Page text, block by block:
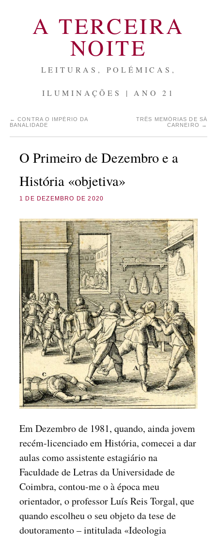
A TERCEIRA
NOITE
LEITURAS, POLÉMICAS,
ILUMINAÇÕES | ANO 21
← CONTRA O IMPÉRIO DA
BANALIDADE
TRÊS MEMÓRIAS DE SÁ
CARNEIRO
→
O Primeiro de Dezembro e a
História «objetiva»
1 DE DEZEMBRO DE 2020
Em Dezembro de 1981, quando, ainda jovem
recém-licenciado em História, comecei a dar
aulas como assistente estagiário na
Faculdade de Letras da Universidade de
Coimbra, contou-me o à época meu
orientador, o professor Luís Reis Torgal, que
quando escolheu o seu objeto da tese de
doutoramento – intitulada «Ideologia